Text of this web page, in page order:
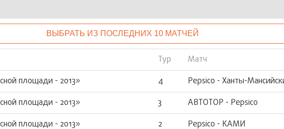
ВЫБРАТЬ ИЗ ПОСЛЕДНИХ 10 МАТЧЕЙ
Тур Матч
площади - 2013»
4 Pepsico - Ханты-
площади - 2013»
3 АВТОТОР - Pepsico
площади - 2013»
2 Pepsico - КАМИ